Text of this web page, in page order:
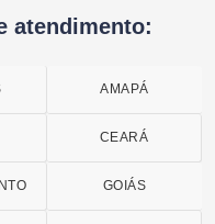
atendimento:
AMAPÁ
CEARÁ
GOIÁS